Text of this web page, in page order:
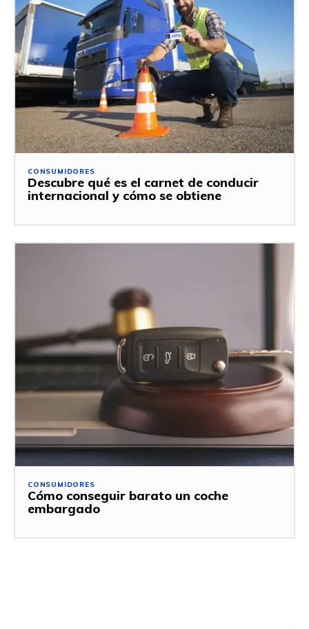
CONSUMIDORES
Descubre qué es el carnet de conducir
internacional y cómo se obtiene
CONSUMIDORES
Cómo conseguir barato un coche
embargado